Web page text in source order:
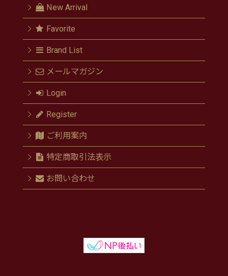
New Arrival
Favorite
Brand List
メールマガジン
Login
Register
ご利用案内
特定商取引法表示
お問い合わせ